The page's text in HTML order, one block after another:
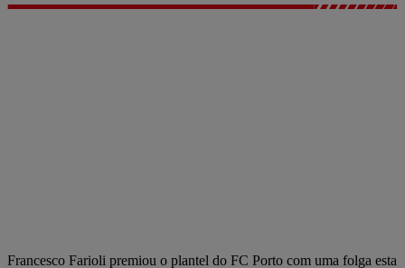
Francesco Farioli premiou o plantel do FC Porto com uma folga esta